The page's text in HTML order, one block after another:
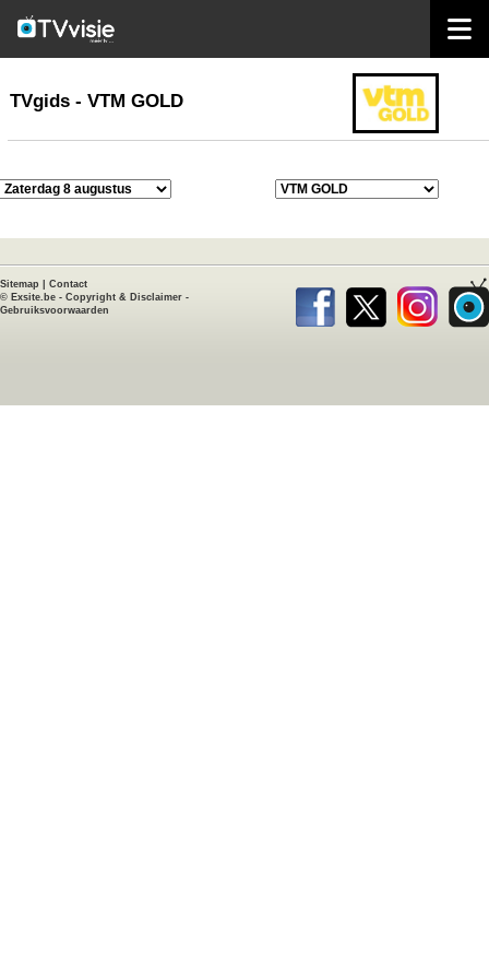
TVgids
TVgids - VTM GOLD
Sitemap
Contact
© Exsite.be - Copyright & Disclaimer -
Gebruiksvoorwaarden